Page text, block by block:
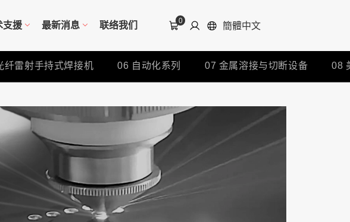
支援 最新消息 联络我们 0 簡體中文
纤雷射手持式焊接机 06 自动化系列 07 金属溶接与切断设备 08